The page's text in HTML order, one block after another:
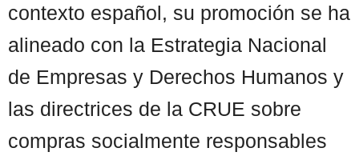
contexto español, su promoción se ha
alineado con la Estrategia Nacional
de Empresas y Derechos Humanos y
las directrices de la CRUE sobre
compras socialmente responsables